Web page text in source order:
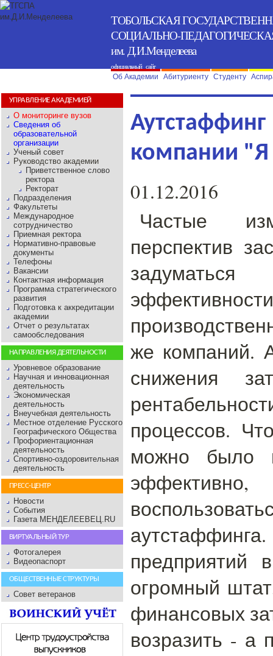
ТОБОЛЬСКАЯ
СОЦИАЛЬНО-
им. Д.И.Менделеева
официальный сайт
Об Академии
Абитуриенту Студенту
УПРАВЛЕНИЕ АКАДЕМИЕЙ
О мониторинге вузов
Сведения об
образовательной
организации
Ученый совет
Руководство академии
Приветственное слово
ректора
Ректорат
Подразделения
Факультеты
Международное
сотрудничество
Приемная ректора
Нормативно-правовые
документы
Телефоны
Вакансии
Контактная информация
Программа стратегического
развития
Подготовка к аккредитации
академии
Отчет о результатах
самообследования
НАПРАВЛЕНИЯ ДЕЯТЕЛЬНОСТИ
Уровневое образование
Научная и инновационная
деятельность
Экономическая
деятельность
Внеучебная деятельность
Местное отделение Русского
Географического Общества
Профориентационная
деятельность
Спортивно-оздоровительная
деятельность
ПРЕСС-ЦЕНТР
Новости
События
Газета МЕНДЕЛЕЕВЕЦ.RU
ВИРТУАЛЬНЫЙ ТУР
Фотогалерея
Видеопаспорт
ОБЩЕСТВЕННЫЕ СТРУКТУРЫ
Совет ветеранов
компании
01.12.2016
Частые
перспектив
же компаний.
снижения
процессов.
можно было
предприятий
огромный
финансовых
возразить - а